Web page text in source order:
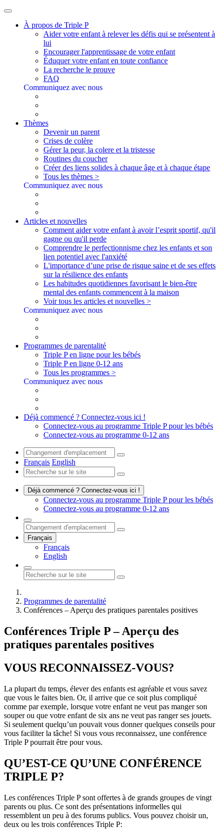
À propos de Triple P
Aider votre enfant à relever les défis qui se présentent à
lui
Encourager l'apprentissage de votre enfant
Éduquer votre enfant en toute confiance
La recherche le prouve
FAQ
Communiquez avec nous
Thèmes
Devenir un parent
Crises de colère
Gérer la peur, la colere et la tristesse
Routines du coucher
Créer des liens solides à chaque âge et à chaque étape
Tous les thèmes >
Communiquez avec nous
Articles et nouvelles
Comment aider votre enfant à avoir l’esprit sportif, qu'il
gagne ou qu'il perde
Comprendre le perfectionnisme chez les enfants et son
lien potentiel avec l'anxiété
L'importance d’une prise de risque saine et de ses effets
sur la résilience des enfants
Les habitudes quotidiennes favorisant le bien-être
mental des enfants commencent à la maison
Voir tous les articles et nouvelles >
Communiquez avec nous
Programmes de parentalité
Triple P en ligne pour les bébés
Triple P en ligne 0-12 ans
Tous les programmes >
Communiquez avec nous
Déjà commencé ? Connectez-vous ici !
Connectez-vous au programme Triple P pour les bébés
Connectez-vous au programme 0-12 ans
Français English
Déjà commencé ? Connectez-vous ici !
Connectez-vous au programme Triple P pour les bébés
Connectez-vous au programme 0-12 ans
Français
Français
English
Programmes de parentalité
Conférences – Aperçu des pratiques parentales positives
Conférences Triple P – Aperçu des
pratiques parentales positives
VOUS RECONNAISSEZ-VOUS?
La plupart du temps, élever des enfants est agréable et vous savez
que vous le faites bien. Or, il arrive que ce soit plus compliqué
comme par exemple, lorsque votre enfant ne veut pas manger son
souper ou que votre enfant de six ans ne veut pas ranger ses jouets.
Si seulement quelqu’un pouvait vous donner quelques conseils pour
vous faciliter la tâche! Si vous vous reconnaissez, une conférence
Triple P pourrait être pour vous.
QU’EST-CE QU’UNE CONFÉRENCE
TRIPLE P?
Les conférences Triple P sont offertes à de grands groupes de vingt
parents ou plus. Ce sont des présentations informelles qui
ressemblent un peu à des forums publics. Vous pouvez choisir un,
deux ou les trois conférences Triple P: